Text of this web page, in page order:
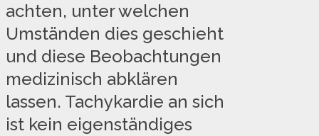
achten, unter welchen
Umständen dies geschieht
und diese Beobachtungen
medizinisch abklären
lassen. Tachykardie an sich
ist kein eigenständiges